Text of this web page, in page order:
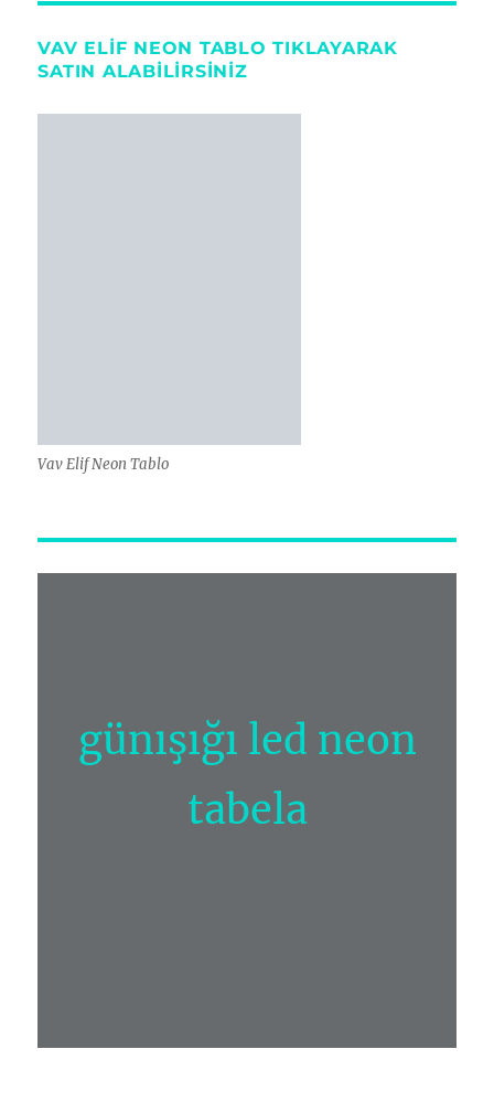
VAV ELIF NEON TABLO TIKLAYARAK
SATIN ALABİLİRSİNİZ
Vav Elif Neon Tablo
günışığı led neon
tabela